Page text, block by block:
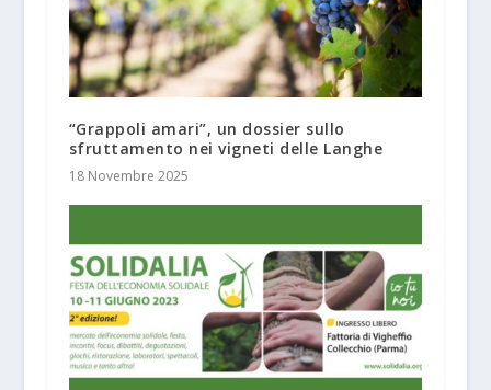
“Grappoli amari”, un dossier sullo
sfruttamento nei vigneti delle Langhe
18 Novembre 2025